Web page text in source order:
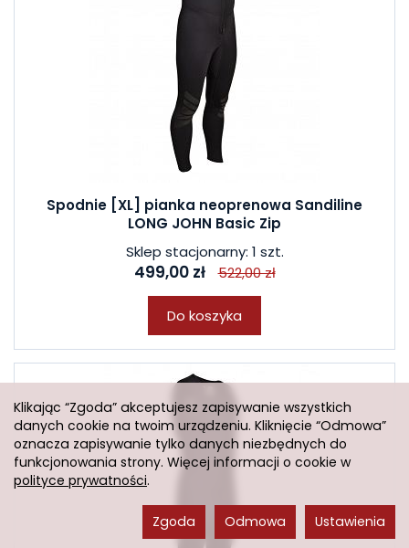
Spodnie [XL] pianka neoprenowa Sandiline
LONG JOHN Basic Zip
Sklep stacjonarny: 1 szt.
499,00 zł 522,00 zł
Do koszyka
Klikając “Zgoda” akceptujesz zapisywanie wszystkich
danych cookie na twoim urządzeniu. Kliknięcie “Odmowa”
oznacza zapisywanie tylko danych niezbędnych do
funkcjonowania strony. Więcej informacji o cookie w
polityce prywatności.
Ustawienia
Odmowa
Zgoda